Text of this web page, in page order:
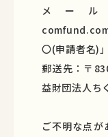
メール：
〇(申請者名)
郵送先：〒
益財団法人ち
ご不明な点が